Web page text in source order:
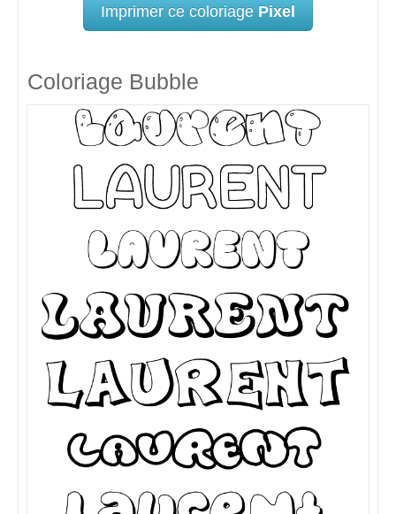
Imprimer ce coloriage Pixel
Coloriage Bubble